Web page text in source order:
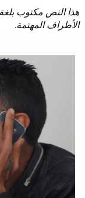
هذا النص مكتوب
الأطراف المهتمة.